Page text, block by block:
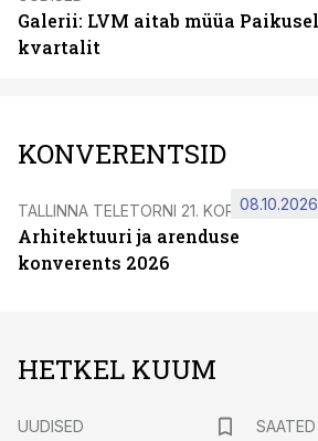
Galerii: LVM aitab müüa
kvartalit
KONVERENTSID
TALLINNA TELETORNI 21. KORRUSEL
Arhitektuuri ja arenduse
konverents 2026
08.10.2026
HETKEL KUUM
UUDISED
SAATED